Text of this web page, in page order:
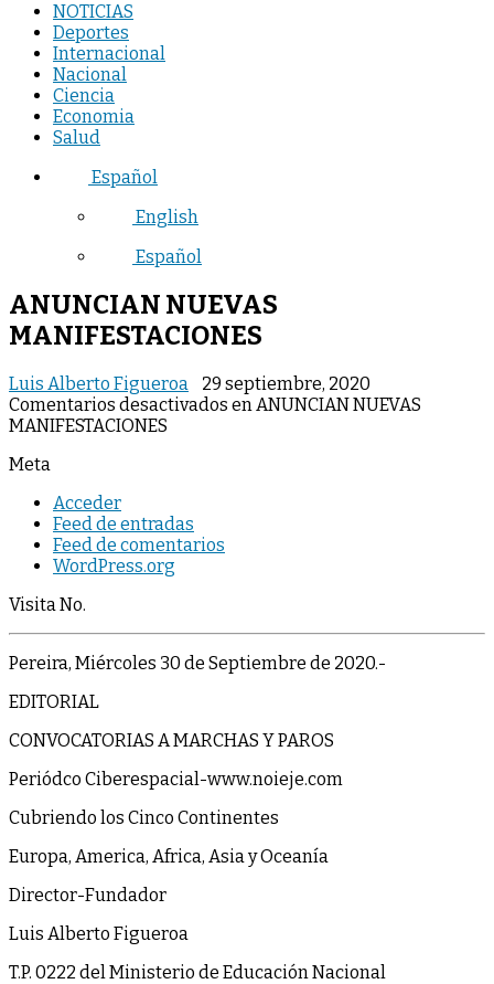
NOTICIAS
Deportes
Internacional
Nacional
Ciencia
Economia
Salud
Español
English
Español
ANUNCIAN NUEVAS
MANIFESTACIONES
Luis Alberto Figueroa
29 septiembre, 2020
Comentarios desactivados en ANUNCIAN NUEVAS
MANIFESTACIONES
Meta
Acceder
Feed de entradas
Feed de comentarios
WordPress.org
Visita No.
Pereira, Miércoles 30 de Septiembre de 2020.-
EDITORIAL
CONVOCATORIAS A MARCHAS Y PAROS
Periódco Ciberespacial-www.noieje.com
Cubriendo los Cinco Continentes
Europa, America, Africa, Asia y Oceanía
Director-Fundador
Luis Alberto Figueroa
T.P. 0222 del Ministerio de Educación Nacional